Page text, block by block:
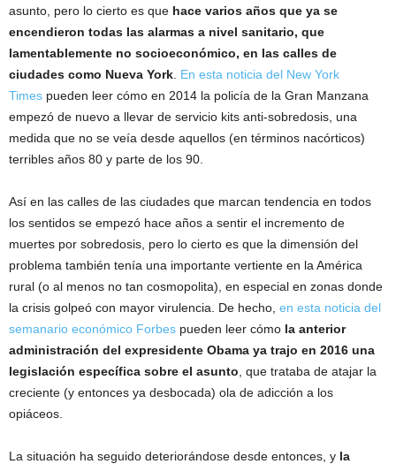
asunto, pero lo cierto es que hace varios años que ya se
encendieron todas las alarmas a nivel sanitario, que
lamentablemente no socioeconómico, en las calles de
ciudades como Nueva York En esta noticia del New York
Times pueden leer cómo en 2014 la policía de la Gran Manzana
empezó de nuevo a llevar de servicio kits anti-sobredosis, una
medida que no se veía desde aquellos (en términos nacórticos)
terribles años 80 y parte de los 90.
Así en las calles de las ciudades que marcan tendencia en todos
los sentidos se empezó hace años a sentir el incremento de
muertes por sobredosis, pero lo cierto es que la dimensión del
problema también tenía una importante vertiente en la América
rural (o al menos no tan cosmopolita), en especial en zonas donde
la crisis golpeó con mayor virulencia. De hecho, en esta noticia del
semanario económico Forbes pueden leer cómo la anterior
administración del expresidente Obama ya trajo en 2016 una
legislación específica sobre el asunto , que trataba de atajar la
creciente (y entonces ya desbocada) ola de adicción a los
opiáceos.
La situación ha seguido deteriorándose desde entonces, y la